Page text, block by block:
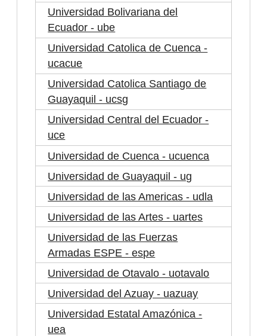
Universidad Bolivariana del
Ecuador - ube
Universidad Catolica de Cuenca -
ucacue
Universidad Catolica Santiago de
Guayaquil - ucsg
Universidad Central del Ecuador -
uce
Universidad de Cuenca - ucuenca
Universidad de Guayaquil - ug
Universidad de las Americas - udla
Universidad de las Artes - uartes
Universidad de las Fuerzas
Armadas ESPE - espe
Universidad de Otavalo - uotavalo
Universidad del Azuay - uazuay
Universidad Estatal Amazónica -
uea